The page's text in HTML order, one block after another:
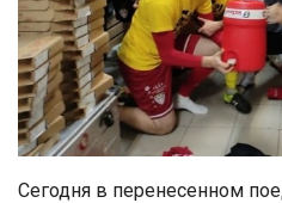
Сегодня в перенесенном